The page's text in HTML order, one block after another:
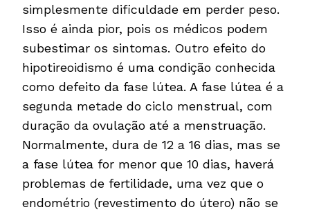
simplesmente dificuldade em perder peso.
Isso é ainda pior, pois os médicos podem
subestimar os sintomas. Outro efeito do
hipotireoidismo é uma condição conhecida
como defeito da fase lútea. A fase lútea é a
segunda metade do ciclo menstrual, com
duração da ovulação até a menstruação.
Normalmente, dura de 12 a 16 dias, mas se
a fase lútea for menor que 10 dias, haverá
problemas de fertilidade, uma vez que o
endométrio (revestimento do útero) não se